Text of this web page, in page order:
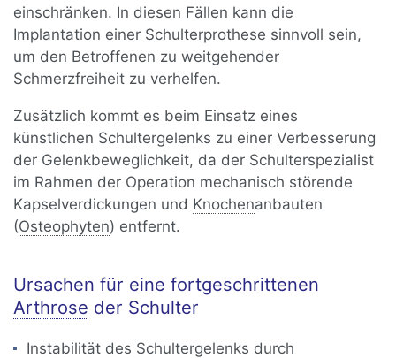
einschränken. In diesen Fällen kann die
Implantation einer Schulterprothese sinnvoll sein,
um den Betroffenen zu weitgehender
Schmerzfreiheit zu verhelfen.
Zusätzlich kommt es beim Einsatz eines
künstlichen Schultergelenks zu einer Verbesserung
der Gelenkbeweglichkeit, da der Schulterspezialist
im Rahmen der Operation mechanisch störende
Kapselverdickungen und Knochenanbauten
(Osteophyten) entfernt.
Ursachen für eine fortgeschrittenen
Arthrose der Schulter
Instabilität des Schultergelenks durch